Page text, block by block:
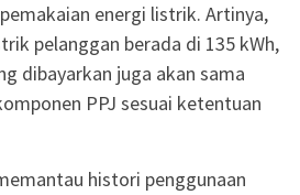
energi listrik. Artinya,
pelanggan berada di 135 kWh,
dibayarkan juga akan sama
PPJ sesuai ketentuan
histori penggunaan